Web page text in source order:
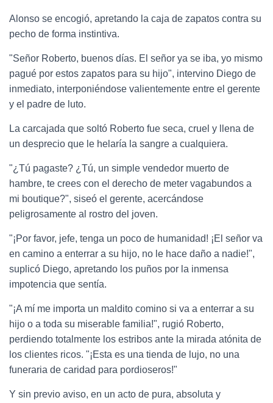
Alonso se encogió, apretando la caja de zapatos contra su
pecho de forma instintiva.
"Señor Roberto, buenos días. El señor ya se iba, yo mismo
pagué por estos zapatos para su hijo", intervino Diego de
inmediato, interponiéndose valientemente entre el gerente
y el padre de luto.
La carcajada que soltó Roberto fue seca, cruel y llena de
un desprecio que le helaría la sangre a cualquiera.
"¿Tú pagaste? ¿Tú, un simple vendedor muerto de
hambre, te crees con el derecho de meter vagabundos a
mi boutique?", siseó el gerente, acercándose
peligrosamente al rostro del joven.
"¡Por favor, jefe, tenga un poco de humanidad! ¡El señor va
en camino a enterrar a su hijo, no le hace daño a nadie!",
suplicó Diego, apretando los puños por la inmensa
impotencia que sentía.
"¡A mí me importa un maldito comino si va a enterrar a su
hijo o a toda su miserable familia!", rugió Roberto,
perdiendo totalmente los estribos ante la mirada atónita de
los clientes ricos. "¡Esta es una tienda de lujo, no una
funeraria de caridad para pordioseros!"
Y sin previo aviso, en un acto de pura, absoluta y